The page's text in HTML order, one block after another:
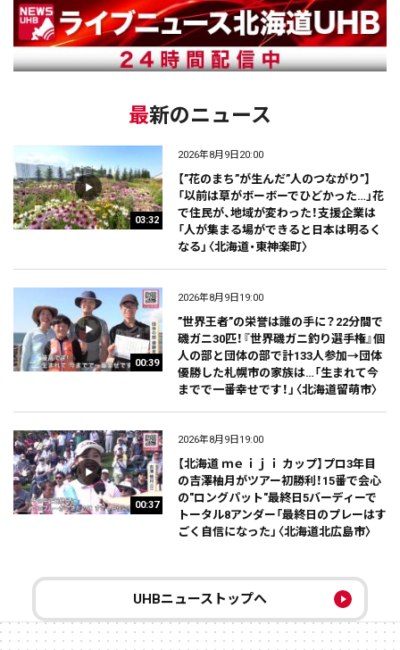
最新のニュース
03:32
2026年8月9日20:00
【”花のまち”が生んだ”人のつながり”】
「以前は草がボーボーでひどかった…」花
で住民が、地域が変わった！支援企業は
「人が集まる場ができると日本は明るく
なる」〈北海道・東神楽町〉
00:39
2026年8月9日19:00
”世界王者”の栄誉は誰の手に？22分間で
磯ガニ30匹！『世界磯ガニ釣り選手権』個
人の部と団体の部で計133人参加→団体
優勝した札幌市の家族は…「生まれて今
までで一番幸せです！」〈北海道留萌市〉
00:37
2026年8月9日19:00
【北海道 ｍｅｉｊｉ カップ】プロ3年目
の吉澤柚月がツアー初勝利！15番で会心
の"ロングパット"最終日5バーディーで
トータル8アンダー「最終日のプレーはす
ごく自信になった」〈北海道北広島市〉
UHBニューストップへ